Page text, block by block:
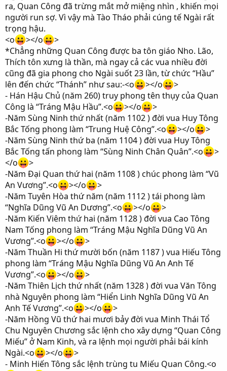
ra, Quan Công đã trừng mắt mở miệng nhìn , khiến mọi
người run sợ. Vì vậy mà Tào Tháo phải cúng tế Ngài rất
trọng hậu.
<o
></o
>
*Chẳng những Quan Công được ba tôn giáo Nho. Lão,
Thích tôn xưng là thần, mà ngay cả các vua nhiều đời
cũng đã gia phong cho Ngài suốt 23 lần, từ chức “Hầu”
lên đến chức “Thánh” như sau:-<o
></o
>
- Hán Hậu Chủ (năm 260) truy phong tên thụy của Quan
Công là “Tráng Mậu Hầu”.<o
></o
>
-Năm Sùng Ninh thứ nhất (năm 1102 ) đời vua Huy Tông
Bắc Tống phong làm “Trung Huệ Công”.<o
></o
>
-Năm Sùng Ninh thứ ba (năm 1104 ) đời vua Huy Tông
Bắc Tống tấn phong làm “Sùng Ninh Chân Quân”.<o
>
</o
>
-Năm Đại Quan thứ hai (năm 1108 ) chúc phong làm “Vũ
An Vương”.<o
></o
>
-Năm Tuyên Hòa thứ năm (năm 1112 ) tái phong làm
“Nghĩa Dũng Vũ An Dương”.<o
></o
>
-Năm Kiến Viêm thứ hai (năm 1128 ) đời vua Cao Tông
Nam Tống phong làm “Tráng Mậu Nghĩa Dũng Vũ An
Vương”.<o
></o
>
-Năm Thuần Hi thứ mười bốn (năm 1187 ) vua Hiếu Tông
phong làm “Tráng Mậu Nghĩa Dũng Vũ An Anh Tế
Vương”.<o
></o
>
-Năm Thiên Lịch thứ nhất (năm 1328 ) đời vua Văn Tông
nhà Nguyên phong làm “Hiển Linh Nghĩa Dũng Vũ An
Anh Tế Vương”.<o
></o
>
-Năm Hồng Vũ thứ hai mươi bảy đời vua Minh Thái Tổ
Chu Nguyên Chương sắc lệnh cho xây dựng “Quan Công
Miếu” ở Nam Kinh, và ra lệnh mọi người phải bái kính
Ngài.<o
></o
>
- Minh Hiến Tông sắc lệnh trùng tu Miếu Quan Công.<o